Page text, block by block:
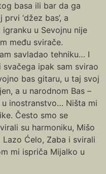
basa ili bar da ga
‘džez bas’, a
u Sevojnu nije
među svirače.
savladao tehniku… I
ipak sam svirao
bas gitaru, u taj svoj
a u narodnom Bas –
inostranstvo… Ništa mi
Često smo se
su harmoniku, Mišo
Ćelo, Zaba i svirali
mi ispriča Mijalko u